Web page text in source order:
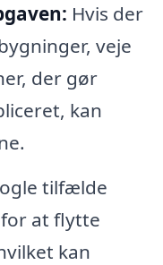
Hvis der
veje
der gør
kan
tilfælde
at flytte
kan